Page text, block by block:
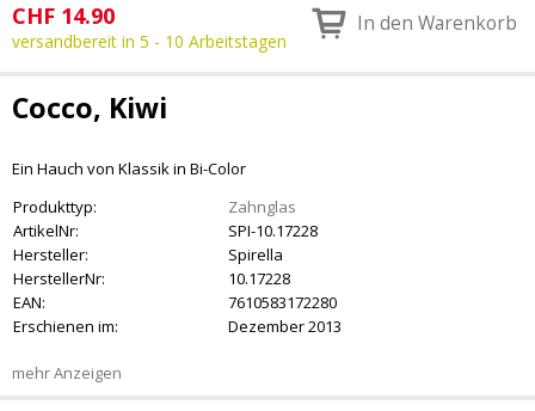
CHF 14.90
versandbereit in 5 - 10 Arbeitstagen
In den Warenkorb
Cocco, Kiwi
Ein Hauch von Klassik in Bi-Color
Produkttyp:
Zahnglas
ArtikelNr:
SPI-10.17228
Hersteller:
Spirella
HerstellerNr:
10.17228
EAN:
7610583172280
Erschienen im:
Dezember 2013
mehr Anzeigen